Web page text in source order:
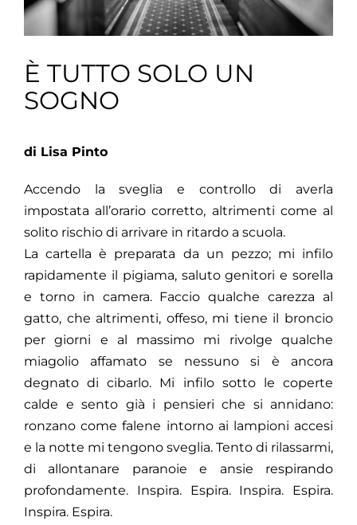
È TUTTO SOLO UN
SOGNO
di Lisa Pinto
Accendo la sveglia e controllo di averla
impostata all’orario corretto, altrimenti come al
solito rischio di arrivare in ritardo a scuola.
La cartella è preparata da un pezzo; mi infilo
rapidamente il pigiama, saluto genitori e sorella
e torno in camera. Faccio qualche carezza al
gatto, che altrimenti, offeso, mi tiene il broncio
per giorni e al massimo mi rivolge qualche
miagolio affamato se nessuno si è ancora
degnato di cibarlo. Mi infilo sotto le coperte
calde e sento già i pensieri che si annidano:
ronzano come falene intorno ai lampioni accesi
e la notte mi tengono sveglia. Tento di rilassarmi,
di allontanare paranoie e ansie respirando
profondamente. Inspira. Espira. Inspira. Espira.
Inspira. Espira.